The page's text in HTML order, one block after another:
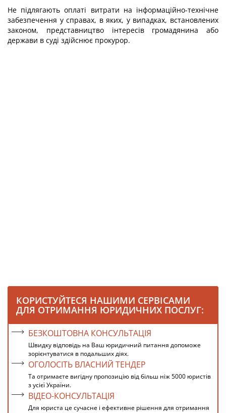
Не підлягають оплаті витрати на інформаційно-технічне
забезпечення у справах, в яких, у випадках, встановлених
законом, представництво інтересів громадянина або
держави в суді здійснює прокурор.
КОРИСТУЙТЕСЯ НАШИМИ СЕРВІСАМИ
ДЛЯ ОТРИМАННЯ ЮРИДИЧНИХ ПОСЛУГ:
БЕЗКОШТОВНА КОНСУЛЬТАЦІЯ
Швидку відповідь на Ваш юридичний питання допоможе
зорієнтуватися в подальших діях.
ОГОЛОСІТЬ ВЛАСНИЙ ТЕНДЕР
Та отримаєте вигідну пропозицію від більш ніж 5000 юристів
з усієї України.
ВІДЕО-КОНСУЛЬТАЦІЯ
Для юриста це сучасне і ефективне рішення для отримання